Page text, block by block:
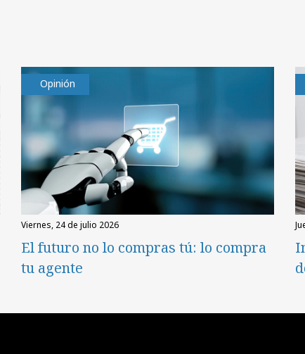
Opinión
viernes, 24 de julio 2026
El futuro no lo compras tú: lo compra
tu agente